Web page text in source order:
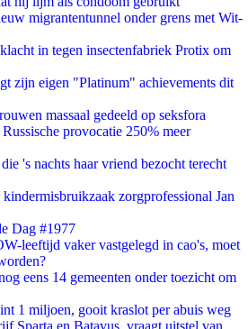
migrantentunnel onder grens met Wit-
in tegen insectenfabriek Protix om
zijn eigen "Platinum" achievements dit
massaal gedeeld op seksfora
provocatie 250% meer
's nachts haar vriend bezocht terecht
zorgprofessional Jan
Dag #1977
leeftijd vaker vastgelegd in cao's, moet
eens 14 gemeenten onder toezicht om
1 miljoen, gooit kraslot per abuis weg
Sparta en Batavus, vraagt uitstel van